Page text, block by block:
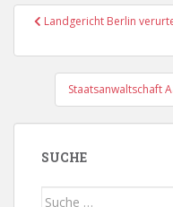
Landgericht Berlin
Staatsanwaltschaft
SUCHE
Suche